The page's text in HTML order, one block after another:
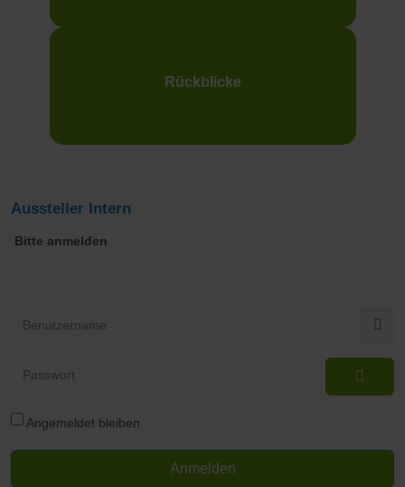
Rückblicke
Aussteller Intern
Bitte anmelden
Benutzername
Passwort
Angemeldet bleiben
Anmelden